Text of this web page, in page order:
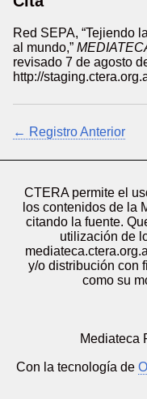
Red SEPA, “Tejiendo
al mundo,”
revisado 7 de agosto
http://
← Registro Anterior
CTERA permite el
los contenidos de la
citando la fuente.
utilización de
y/o distribución con
como su
Mediateca
Con la tecnología de